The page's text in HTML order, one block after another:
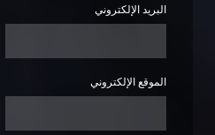
البريد الإلكتروني
الموقع الإلكتروني